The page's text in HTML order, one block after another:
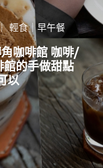
輕食｜早午餐
咖啡館 咖啡/
的手做甜點
以